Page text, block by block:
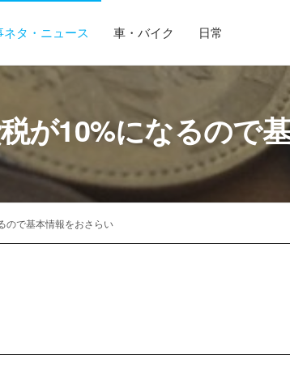
ネタ・ニュース 車・バイク 日常
が10%になるので
ので基本情報をおさらい